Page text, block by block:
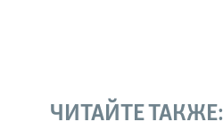
ЧИТАЙТЕ ТАКЖЕ: